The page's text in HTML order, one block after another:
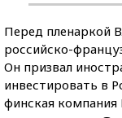
Перед пленаркой
российско-
Он призвал
инвестировать в
финская